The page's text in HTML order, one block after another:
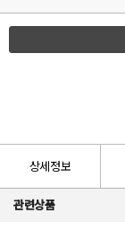
상세정보
관련상품